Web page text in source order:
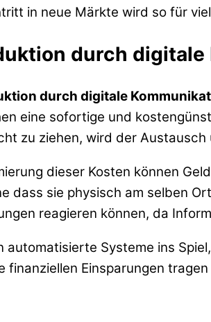
in neue Märkte wird so für
durch digitale
durch digitale
eine sofortige und
zu ziehen, wird der
dieser Kosten können
dass sie physisch am selben
reagieren können, da
automatisierte Systeme ins
finanziellen Einsparungen